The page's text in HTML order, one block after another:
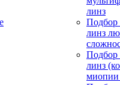
линз
Подбор
линз
Подбор
линз
миопии